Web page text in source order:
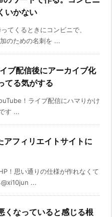
いかない
てくるときにコンビニで、
のための名刺を ...
ブ配信後にアーカイブ化
てる気がする
！ライブ配信にハマりかけ
す ...
アフィリエイトサイトに
！思い通りの仕様が作れなくて
...
くなっていると感じる根